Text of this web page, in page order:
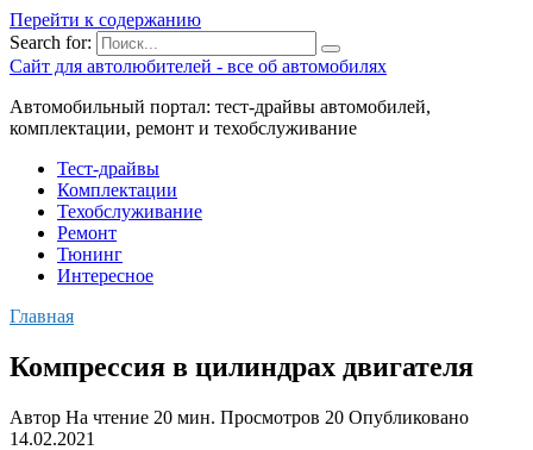
Перейти к содержанию
Search for:
Сайт для автолюбителей - все об автомобилях
Автомобильный портал: тест-драйвы автомобилей,
комплектации, ремонт и техобслуживание
Тест-драйвы
Комплектации
Техобслуживание
Ремонт
Тюнинг
Интересное
Главная
Компрессия в цилиндрах двигателя
Автор На чтение 20 мин. Просмотров 20 Опубликовано
14.02.2021